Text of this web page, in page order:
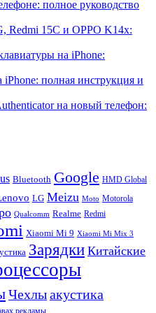
полное руководство
Redmi 15C и OPPO K14x:
на iPhone:
iPhone: полная инструкция и
на новый телефон:
Bluetooth Google HMD Global
LG Meizu Moto Motorola
Qualcomm Realme Redmi
Xiaomi Mi 9 Xiaomi Mi Mix 3
Зарядки Китайские
Чехлыакустика
рекламы